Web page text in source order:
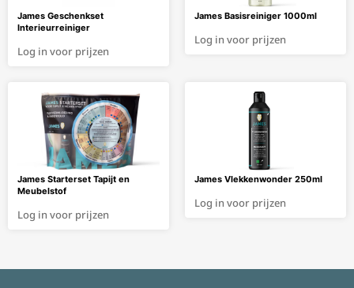
James Geschenkset
Interieurreiniger
Log in voor prijzen
James Basisreiniger 1000ml
Log in voor prijzen
James Starterset Tapijt en
Meubelstof
Log in voor prijzen
James Vlekkenwonder 250ml
Log in voor prijzen